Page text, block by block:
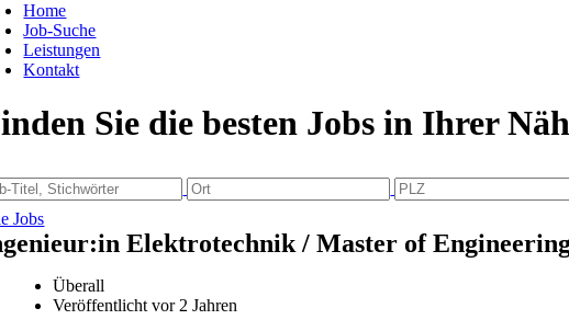
Home
Job-Suche
Leistungen
Kontakt
Sie die besten Jobs in Ihrer
Jobs
Elektrotechnik / Master of
Überall
Veröffentlicht vor 2 Jahren